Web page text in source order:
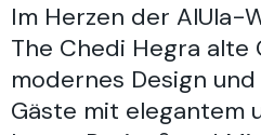
Im Herzen der AlUla-
The Chedi Hegra alte
modernes Design
Gäste mit elegantem